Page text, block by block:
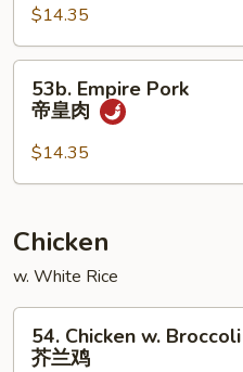
Pork
热
压
$14.35
Empire
Pork
皇
53b. Empire Pork
帝皇肉
$14.35
Chicken
w. White Rice
Chicken
54. Chicken w. Broccoli
芥兰鸡